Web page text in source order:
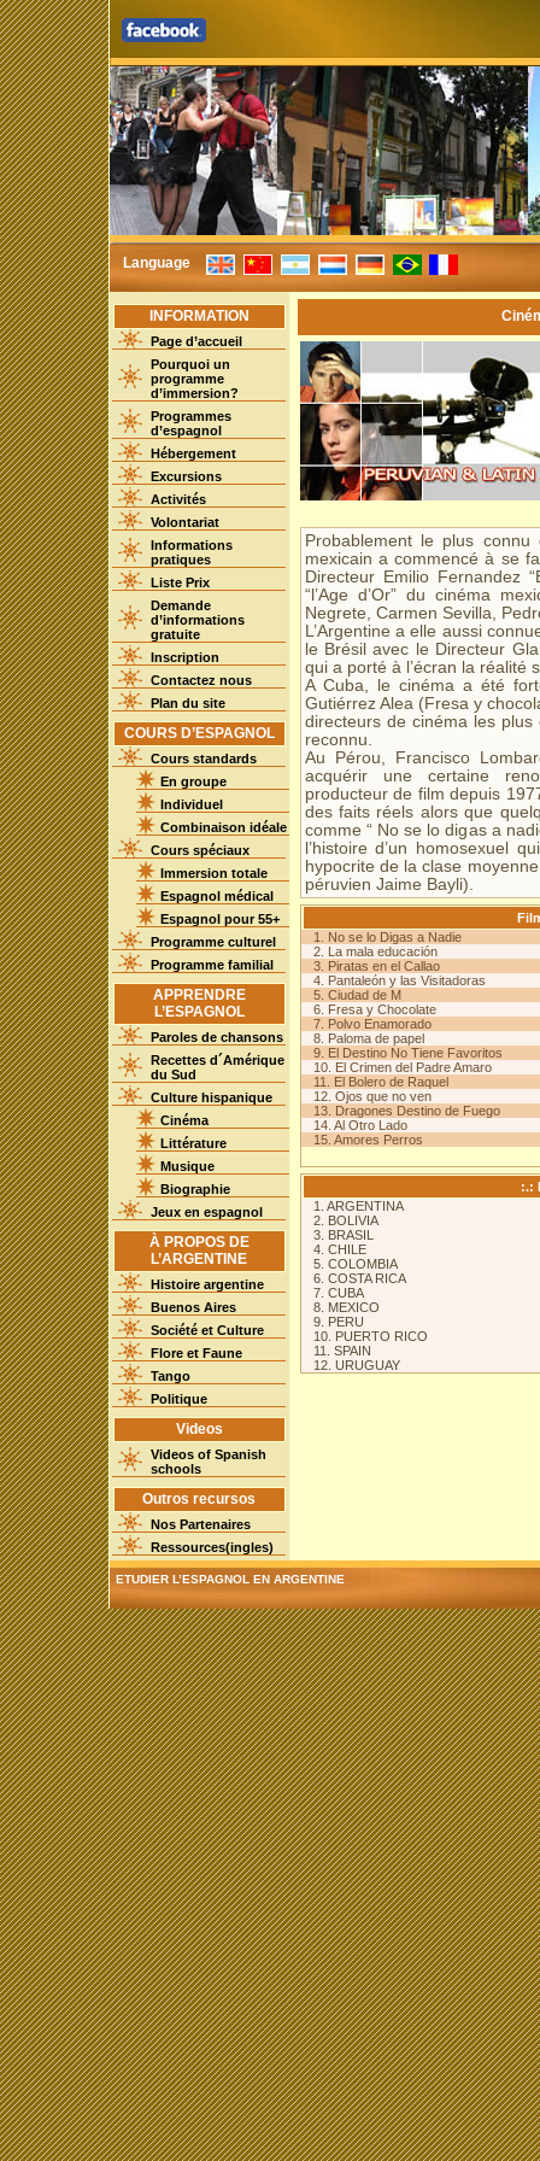
Language
INFORMATION
Page d’accueil
Pourquoi un
programme
d’immersion?
Programmes
d’espagnol
Hébergement
Excursions
Activités
Volontariat
Informations
pratiques
Liste Prix
Demande
d’informations
gratuite
Inscription
Contactez nous
Plan du site
COURS D’ESPAGNOL
Cours standards
En groupe
Individuel
Combinaison idéale
Cours spéciaux
Immersion totale
Espagnol médical
Espagnol pour 55+
Programme culturel
Programme familial
APPRENDRE
L’ESPAGNOL
Paroles de chansons
Recettes d´Amérique
du Sud
Culture hispanique
Cinéma
Littérature
Musique
Biographie
Jeux en espagnol
À PROPOS DE
L’ARGENTINE
Histoire argentine
Buenos Aires
Société et Culture
Flore et Faune
Tango
Politique
Videos
Videos of Spanish
schools
Outros recursos
Nos Partenaires
Ressources(ingles)
Probablement le plus
mexicain a commencé à se
Directeur Emilio Fernandez
“l’Age d’Or” du cinéma
Negrete, Carmen Sevilla,
L’Argentine a elle aussi
le Brésil avec le Directeur
qui a porté à l’écran la réalité
A Cuba, le cinéma a été
Gutiérrez Alea (Fresa y
directeurs de cinéma les
reconnu.
Au Pérou, Francisco
acquérir une certaine
producteur de film depuis
des faits réels alors que
comme “ No se lo digas a
l’histoire d’un homosexuel
hypocrite de la clase
péruvien Jaime Bayli).
1. No se lo Digas a Nadie
2. La mala educación
3. Piratas en el Callao
4. Pantaleón y las Visitadoras
5. Ciudad de M
6. Fresa y Chocolate
7. Polvo Enamorado
8. Paloma de papel
9. El Destino No Tiene Favoritos
10. El Crimen del Padre Amaro
11. El Bolero de Raquel
12. Ojos que no ven
13. Dragones Destino de Fuego
14. Al Otro Lado
15. Amores Perros
:.:
1. ARGENTINA
2. BOLIVIA
3. BRASIL
4. CHILE
5. COLOMBIA
6. COSTA RICA
7. CUBA
8. MEXICO
9. PERU
10. PUERTO RICO
11. SPAIN
12. URUGUAY
ETUDIER L’ESPAGNOL EN ARGENTINE